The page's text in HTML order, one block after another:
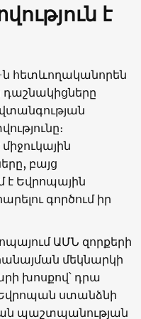
է
ն հետևողականորեն
բայց
Եվրոպային
գործում իր
ԱՄՆ զորքերի
մեկնարկի
խոսքով՝ դրա
ստանձնի
պաշտպանության